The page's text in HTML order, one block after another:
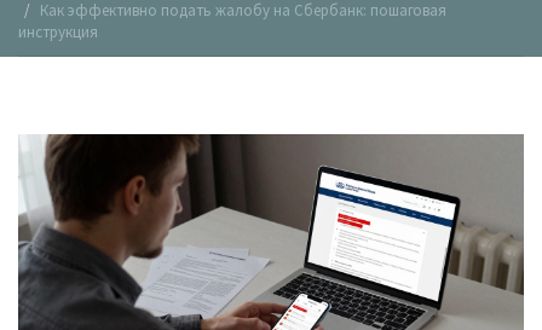
Как эффективно подать жалобу на Сбербанк: пошаговая
инструкция